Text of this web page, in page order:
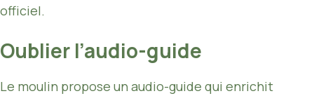
officiel.
Oublier l’audio-guide
Le moulin propose un audio-guide qui enrichit